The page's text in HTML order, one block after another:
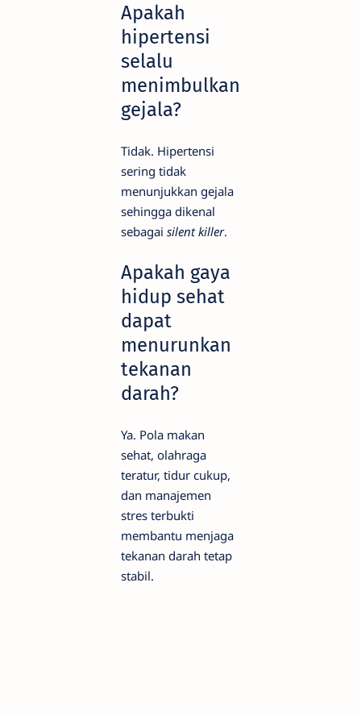
Apakah
hipertensi
selalu
menimbulkan
gejala?
Tidak. Hipertensi
sering tidak
menunjukkan gejala
sehingga dikenal
sebagai silent killer.
Apakah gaya
hidup sehat
dapat
menurunkan
tekanan
darah?
Ya. Pola makan
sehat, olahraga
teratur, tidur cukup,
dan manajemen
stres terbukti
membantu menjaga
tekanan darah tetap
stabil.